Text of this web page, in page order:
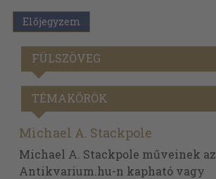
Előjegyzem
FÜLSZÖVEG
TÉMAKÖRÖK
Michael A. Stackpole
Michael A. Stackpole műveinek az
Antikvarium.hu-n kapható vagy